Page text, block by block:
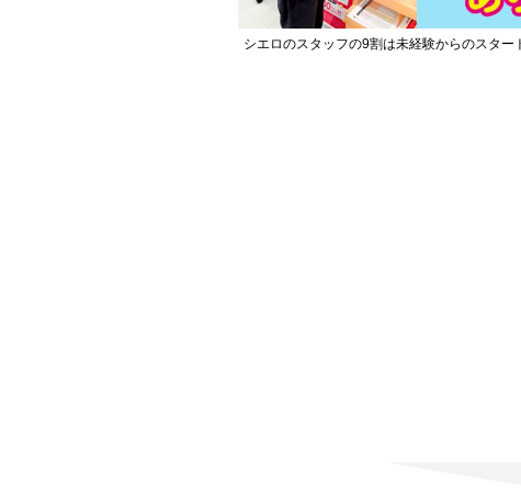
シエロのスタッフの9割は未経験からのスター